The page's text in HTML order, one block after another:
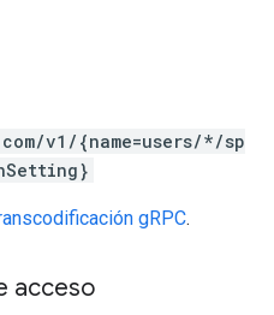
v1/{name=users/*/sp
gRPC.
acceso